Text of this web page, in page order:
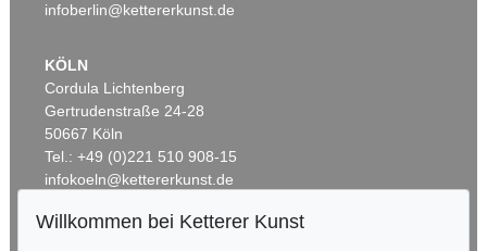
Auktion 538 - Lot 643
infoberlin@kettererkunst.de
KÖLN
Cordula Lichtenberg
Gertrudenstraße 24-28
50667 Köln
Tel.: +49 (0)221 510 908-15
infokoeln@kettererkunst.de
Willkommen bei Ketterer Kunst